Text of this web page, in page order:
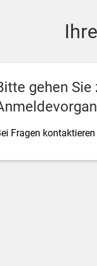
der
gehen
Fragen